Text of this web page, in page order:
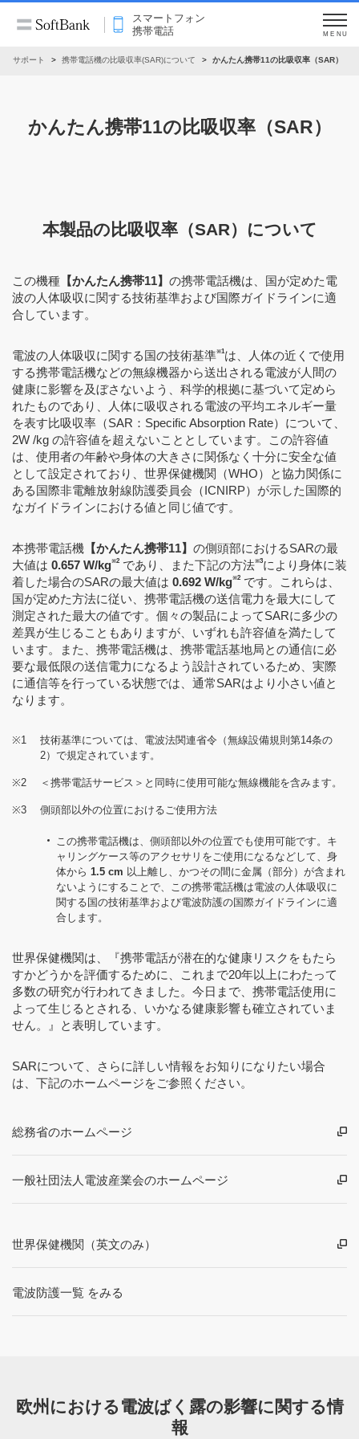
スマートフォン
携帯電話
MENU
サポート 携帯電話機の比吸収率(SAR)について かんたん携帯11の比吸収率（SAR）
かんたん携帯11の比吸収率（SAR）
本製品の比吸収率（SAR）について
この機種 【かんたん携帯11】 の携帯電話機は、国が定めた電
波の人体吸収に関する技術基準および国際ガイドラインに適
合しています。
電波の人体吸収に関する国の技術基準※1は、人体の近くで使用
する携帯電話機などの無線機器から送出される電波が人間の
健康に影響を及ぼさないよう、科学的根拠に基づいて定めら
れたものであり、人体に吸収される電波の平均エネルギー量
を表す比吸収率（SAR：Specific Absorption Rate）について、
2W /kg の許容値を超えないこととしています。この許容値
は、使用者の年齢や身体の大きさに関係なく十分に安全な値
として設定されており、世界保健機関（WHO）と協力関係に
ある国際非電離放射線防護委員会（ICNIRP）が示した国際的
なガイドラインにおける値と同じ値です。
本携帯電話機 【かんたん携帯11】 の側頭部におけるSARの最
大値は 0.657 W/kg※2であり、また下記の方法※3により身体に装
着した場合のSARの最大値は 0.692 W/kg※2です。これらは、
国が定めた方法に従い、携帯電話機の送信電力を最大にして
測定された最大の値です。個々の製品によってSARに多少の
差異が生じることもありますが、いずれも許容値を満たして
います。また、携帯電話機は、携帯電話基地局との通信に必
要な最低限の送信電力になるよう設計されているため、実際
に通信等を行っている状態では、通常SARはより小さい値と
なります。
※1
技術基準については、電波法関連省令（無線設備規則第14条の
2）で規定されています。
※2 ＜携帯電話サービス＞と同時に使用可能な無線機能を含みます。
※3 側頭部以外の位置におけるご使用方法
この携帯電話機は、側頭部以外の位置でも使用可能です。キ
ャリングケース等のアクセサリをご使用になるなどして、身
体から 1.5 cm 以上離し、かつその間に金属（部分）が含まれ
ないようにすることで、この携帯電話機は電波の人体吸収に
関する国の技術基準および電波防護の国際ガイドラインに適
合します。
世界保健機関は、『携帯電話が潜在的な健康リスクをもたら
すかどうかを評価するために、これまで20年以上にわたって
多数の研究が行われてきました。今日まで、携帯電話使用に
よって生じるとされる、いかなる健康影響も確立されていま
せん。』と表明しています。
SARについて、さらに詳しい情報をお知りになりたい場合
は、下記のホームページをご参照ください。
総務省のホームページ
一般社団法人電波産業会のホームページ
世界保健機関（英文のみ）
電波防護一覧 をみる
欧州における電波ばく露の影響に関する情
報